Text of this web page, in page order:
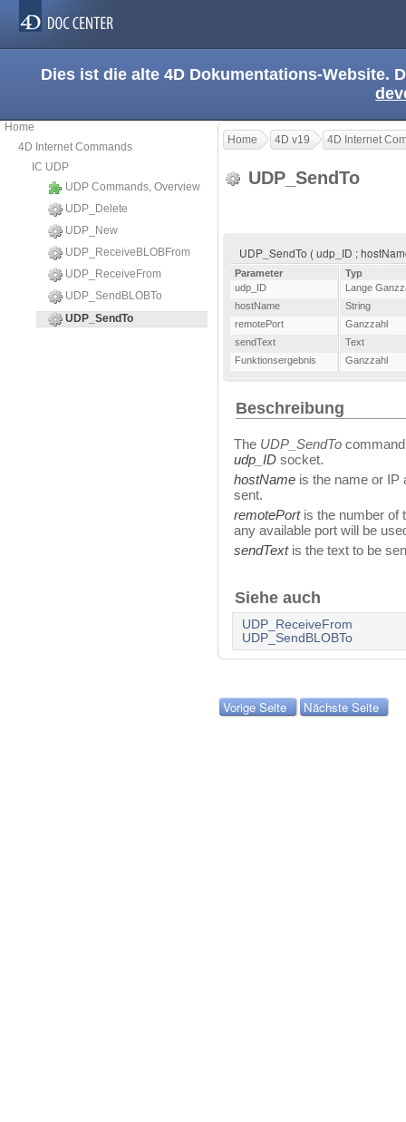
Dies ist die alte 4D Dokumentations-Website.
Home
4D Internet Commands
IC UDP
UDP Commands, Overview
UDP_Delete
UDP_New
UDP_ReceiveBLOBFrom
UDP_ReceiveFrom
UDP_SendBLOBTo
UDP_SendTo
Home 4D v19 4D Internet
UDP_SendTo
UDP_SendTo ( udp_ID ;
Parameter
Typ
udp_ID
Lange
hostName
String
remotePort
Ganzzahl
sendText
Text
Funktionsergebnis
Ganzzahl
Beschreibung
The UDP_SendTo
udp_ID socket.
hostName is the name or IP
sent.
remotePortis the number of
any available port will be
sendTextis the text to be
Siehe auch
UDP_ReceiveFrom
UDP_SendBLOBTo
Vorige Seite Nächste Seite